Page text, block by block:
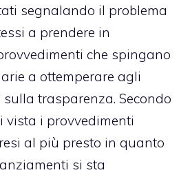
segnalando il problema
a prendere in
che spingano
a ottemperare agli
trasparenza. Secondo
vista i provvedimenti
al più presto in quanto
si sta